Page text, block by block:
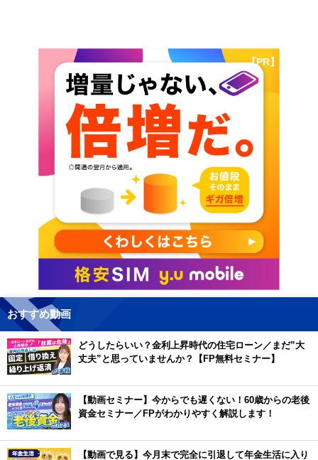
【PR】
おすすめ動画
どうしたらいい？金利上昇時代の住宅ローン／まだ”大
丈夫”と思っていませんか？【FP無料セミナー】
【動画セミナー】今からでも遅くない！60歳からの老後
資金セミナー／FPがわかりやすく解説します！
【動画で見る】今月末で完全に引退して年金生活に入り